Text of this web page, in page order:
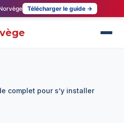
Télécharger le guide →
complet pour s’y installer